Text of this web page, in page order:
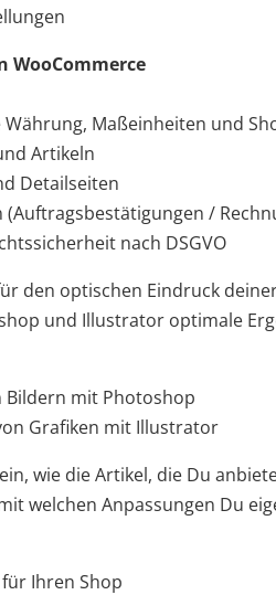
WooCommerce
Maßeinheiten und
Artikeln
Detailseiten
/
nach DSGVO
den optischen Eindruck
und Illustrator optimale
Bildern mit Photoshop
Grafiken mit Illustrator
wie die Artikel, die Du
welchen Anpassungen Du
Ihren Shop